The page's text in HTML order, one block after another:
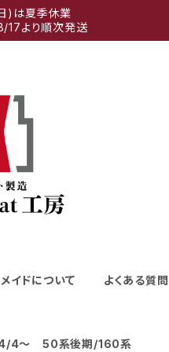
)は夏季休業
17より順次発送
イドについて よくある質問
4～ 50系後期/160系